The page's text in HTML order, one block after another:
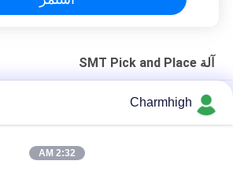
آلة SMT Pick and Place
الهيكل الحديدي الصلب 4-الرأس CHM-551P SMD اختيار ووضع آلة
Charmhigh
2:32 AM